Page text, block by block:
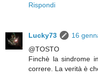
Rispondi
Lucky73
16
@TOSTO
Finchè la sindrome
correre. La verità è